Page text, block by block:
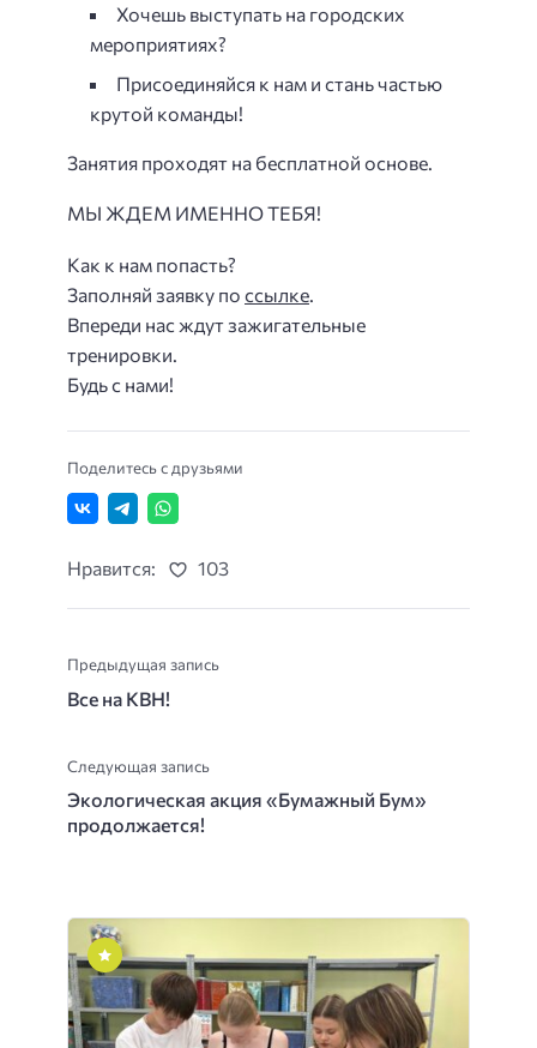
Хочешь выступать на городских
мероприятиях?
Присоединяйся к нам и стань частью
крутой команды!
Занятия проходят на бесплатной основе.
МЫ ЖДЕМ ИМЕННО ТЕБЯ!
Как к нам попасть?
Заполняй заявку по ссылке.
Впереди нас ждут зажигательные
тренировки.
Будь с нами!
Поделитесь с друзьями
Нравится: 103
Предыдущая запись
Все на КВН!
Следующая запись
Экологическая акция «Бумажный Бум»
продолжается!